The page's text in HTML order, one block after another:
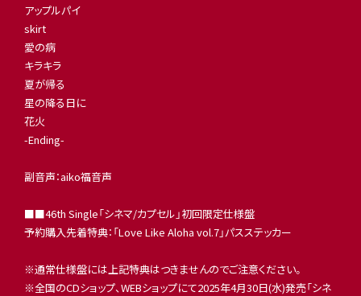
アップルパイ
skirt
愛の病
キラキラ
夏が帰る
星の降る日に
花火
-Ending-
副音声：aiko福音声
■■46th Single「シネマ/カプセル」初回限定仕様盤
予約購入先着特典：「Love Like Aloha vol.7」パスステッカー
※通常仕様盤には上記特典はつきませんのでご注意ください。
※全国のCDショップ、WEBショップにて2025年4月30日(水)発売「シネ